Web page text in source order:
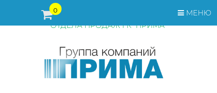
МЕНЮ
0
ПЕРЕД ОФОРМЛЕНИЕМ ЗАКАЗА, СТОИМОСТЬ И СРОКИ
ПОСТАВКИ ТОВАРА УТОЧНЯЙТЕ У МЕНЕДЖЕРОВ
ОТДЕЛА ПРОДАЖ ГК "ПРИМА"